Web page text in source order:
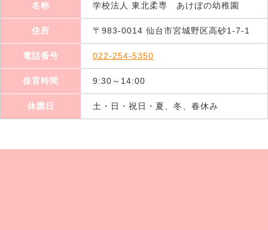
名称 学校法人 東北柔専 あけぼの幼稚園
住所 〒983-0014 仙台市宮城野区高砂1-7-1
電話番号 022-254-5350
保育時間 9:30～14:00
休園日 土・日・祝日・夏、冬、春休み